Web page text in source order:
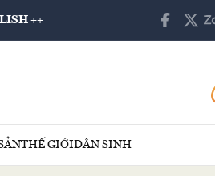
++
THẾ GIỚIDÂN SINH